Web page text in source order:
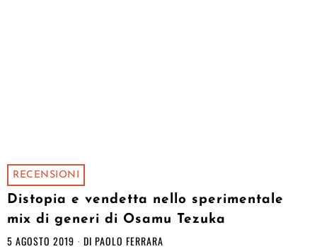
RECENSIONI
Distopia e vendetta nello sperimentale
mix di generi di Osamu Tezuka
5 AGOSTO 2019 DI PAOLO FERRARA